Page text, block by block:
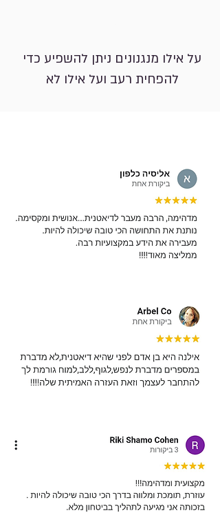
על אילו מנגנונים ניתן להשפיע כדי
להפחית רעב ועל אילו לא